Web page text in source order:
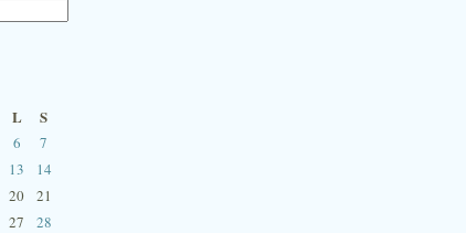
L S
6
7
13
14
20
21
27
28